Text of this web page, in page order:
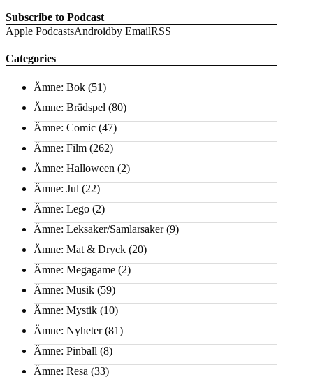
Subscribe to Podcast
Apple PodcastsAndroidby EmailRSS
Categories
Ämne: Bok (51)
Ämne: Brädspel (80)
Ämne: Comic (47)
Ämne: Film (262)
Ämne: Halloween (2)
Ämne: Jul (22)
Ämne: Lego (2)
Ämne: Leksaker/Samlarsaker(9)
Ämne: Mat & Dryck (20)
Ämne: Megagame (2)
Ämne: Musik (59)
Ämne: Mystik (10)
Ämne: Nyheter(81)
Ämne: Pinball (8)
Ämne: Resa (33)